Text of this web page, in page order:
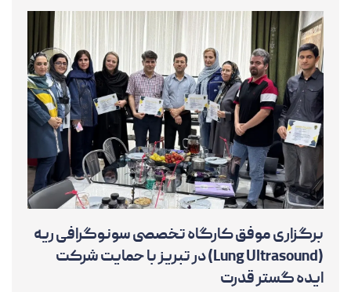
برگزاری موفق کارگاه تخصصی سونوگرافی ریه
(Lung Ultrasound) در تبریز با حمایت شرکت
ایده گستر قدرت